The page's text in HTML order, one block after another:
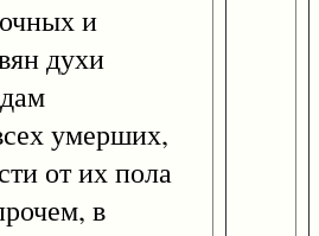
и
духи
умерших,
от их пола
в